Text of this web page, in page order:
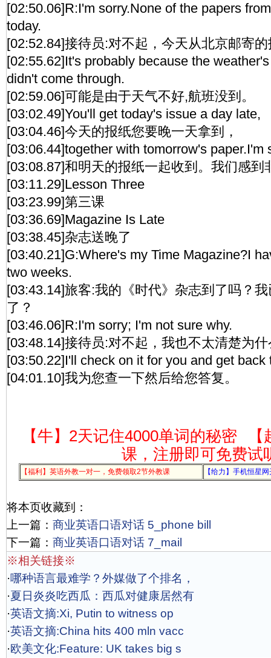
[02:50.06]R:I'm sorry.None of the papers
today.
[02:52.84]接待员:对不起，今天从北京邮寄
[02:55.62]It's probably because the
didn't come through.
[02:59.06]可能是由于天气不好,航班没到。
[03:02.49]You'll get today's issue a day late,
[03:04.46]今天的报纸您要晚一天拿到，
[03:06.44]together with tomorrow's paper.I'm
[03:08.87]和明天的报纸一起收到。我们感到
[03:11.29]Lesson Three
[03:23.99]第三课
[03:36.69]Magazine Is Late
[03:38.45]杂志送晚了
[03:40.21]G:Where's my Time Magazine?I
two weeks.
[03:43.14]旅客:我的《时代》杂志到了吗？
了？
[03:46.06]R:I'm sorry; I'm not sure why.
[03:48.14]接待员:对不起，我也不太清楚为
[03:50.22]I'll check on it for you and get back
[04:01.10]我为您查一下然后给您答复。
【牛】2天记住4000单词的秘密
课，注册即可免费试
【福利】英语外教一对一，免费领取2节外教课 【给力】手机恒星
将本页收藏到：
上一篇： 商业英语口语对话 5_phone bill
下一篇： 商业英语口语对话 7_mail
※相关链接※
·哪种语言最难学？外媒做了个排名，
·夏日炎炎吃西瓜：西瓜对健康居然有
·英语文摘:Xi, Putin to witness op
·英语文摘:China hits 400 mln vacc
·欧美文化:Feature: UK takes big s